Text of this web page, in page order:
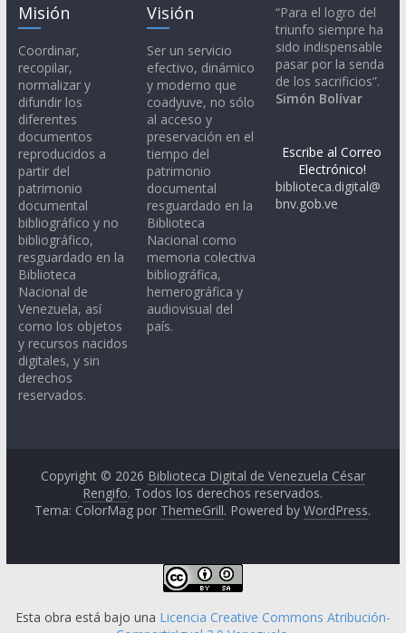
Misión
Coordinar,
recopilar,
normalizar y
difundir los
diferentes
documentos
reproducidos a
partir del
patrimonio
documental
bibliográfico y no
bibliográfico,
resguardado en la
Biblioteca
Nacional de
Venezuela, así
como los objetos
y recursos nacidos
digitales, y sin
derechos
reservados.
Visión
Ser un servicio
efectivo, dinámico
y moderno que
coadyuve, no sólo
al acceso y
preservación en el
tiempo del
patrimonio
documental
resguardado en la
Biblioteca
Nacional como
memoria colectiva
bibliográfica,
hemerográfica y
audiovisual del
país.
“Para el logro del
triunfo siempre ha
sido indispensable
pasar por la senda
de los sacrificios”.
Simón Bolívar
Escribe al Correo
Electrónico!
biblioteca.digital@
bnv.gob.ve
Copyright © 2026 Biblioteca Digital de Venezuela César
Rengifo. Todos los derechos reservados.
Tema: ColorMag por ThemeGrill. Powered byWordPress.
Esta obra está bajo una Licencia Creative Commons Atribución-